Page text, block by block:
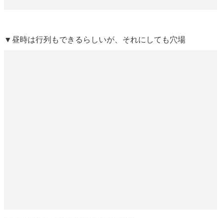
▼昼時は行列もできるらしいが、それにしても穴場